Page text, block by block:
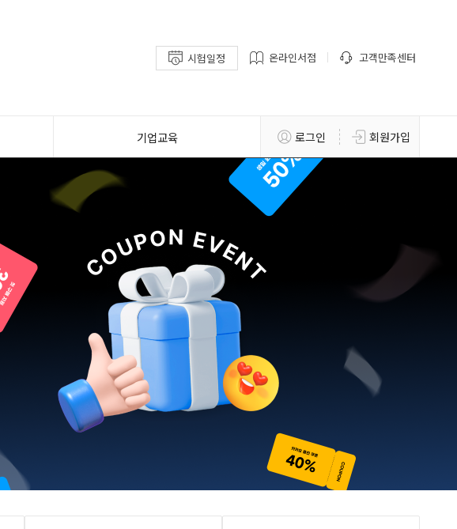
시험일정 온라인서점 고객만족센터
기업교육 로그인 회원가입